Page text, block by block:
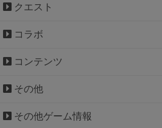
クエスト
コラボ
コンテンツ
その他
その他ゲーム情報